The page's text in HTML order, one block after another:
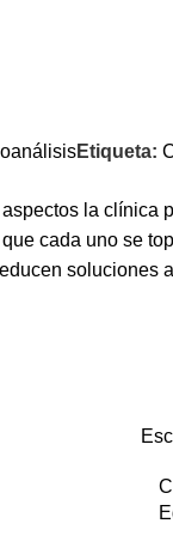
Etiqueta:
la
cada uno se
soluciones